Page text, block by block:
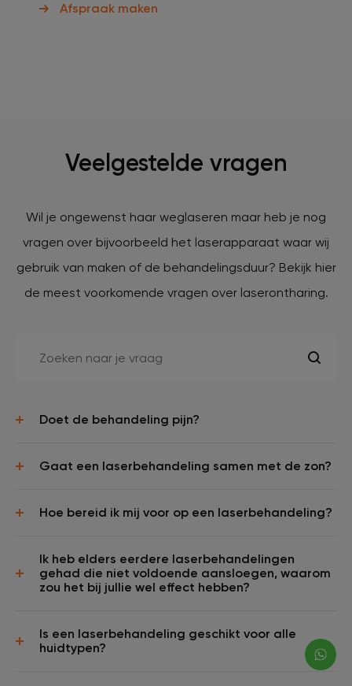
Afspraak maken
Veelgestelde vragen
Wil je ongewenst haar weglaseren maar heb je nog
vragen over bijvoorbeeld het laserapparaat waar wij
gebruik van maken of de behandelingsduur? Bekijk hier
de meest voorkomende vragen over laserontharing.
Doet de behandeling pijn?
Gaat een laserbehandeling samen met de zon?
Hoe bereid ik mij voor op een laserbehandeling?
Ik heb elders eerdere laserbehandelingen
gehad die niet voldoende aansloegen, waarom
zou het bij jullie wel effect hebben?
Is een laserbehandeling geschikt voor alle
huidtypen?